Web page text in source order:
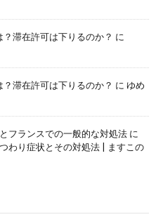
滞在許可は下りるのか？ に
滞在許可は下りるのか？ に ゆめ
フランスでの一般的な対処法 に
わり症状とその対処法 | ますこの